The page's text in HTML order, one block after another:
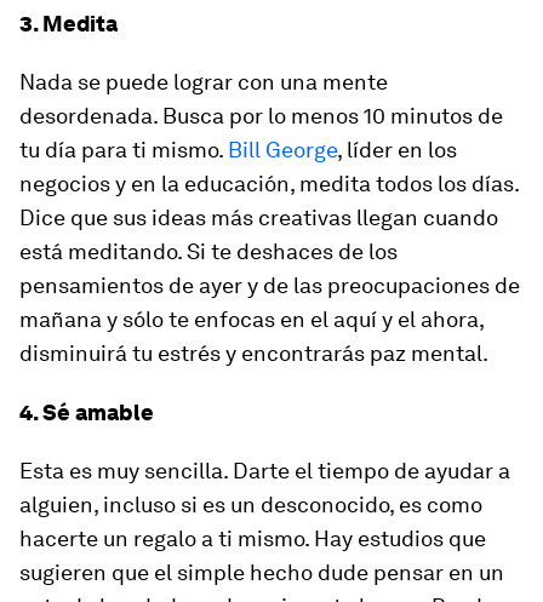
3. Medita
Nada se puede lograr con una mente
desordenada. Busca por lo menos 10 minutos de
tu día para ti mismo. Bill George, líder en los
negocios y en la educación, medita todos los días.
Dice que sus ideas más creativas llegan cuando
está meditando. Si te deshaces de los
pensamientos de ayer y de las preocupaciones de
mañana y sólo te enfocas en el aquí y el ahora,
disminuirá tu estrés y encontrarás paz mental.
4. Sé amable
Esta es muy sencilla. Darte el tiempo de ayudar a
alguien, incluso si es un desconocido, es como
hacerte un regalo a ti mismo. Hay estudios que
sugieren que el simple hecho dude pensar en un